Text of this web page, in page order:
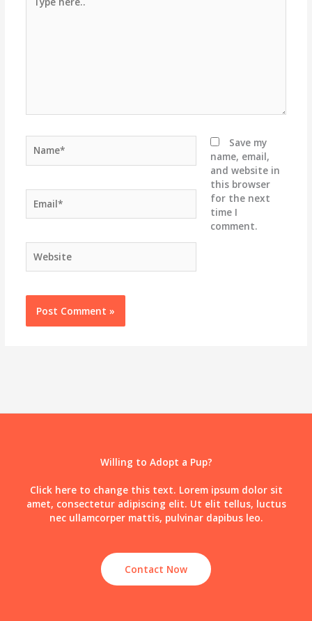
here..
Save my
name, email,
and website in
this browser
for the next
time I
comment.
Willing to Adopt a Pup?
Click here to change this text. Lorem ipsum dolor sit
amet, consectetur adipiscing elit. Ut elit tellus, luctus
nec ullamcorper mattis, pulvinar dapibus leo.
Contact Now